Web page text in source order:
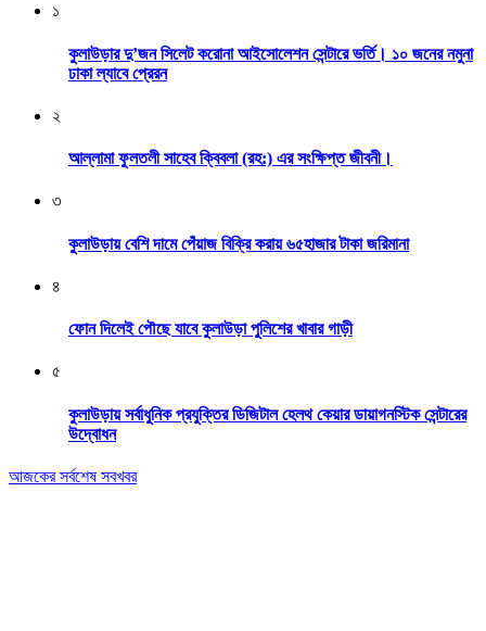
১
কুলাউড়ার দু’জন সিলেট করোনা আইসোলেশন সেন্টারে ভর্তি। ১০ জনের নমুনা
ঢাকা ল্যাবে প্রেরন
২
আল্লামা ফুলতলী সাহেব ক্বিবলা (রহ:) এর সংক্ষিপ্ত জীবনী।
৩
কুলাউড়ায় বেশি দামে পেঁয়াজ বিক্রি করায় ৬৫হাজার টাকা জরিমানা
৪
ফোন দিলেই পৌছে যাবে কুলাউড়া পুলিশের খাবার গাড়ী
৫
কুলাউড়ায় সর্বাধুনিক প্রযুক্তির ডিজিটাল হেলথ কেয়ার ডায়াগনস্টিক সেন্টারের
উদ্বোধন
আজকের সর্বশেষ সবখবর